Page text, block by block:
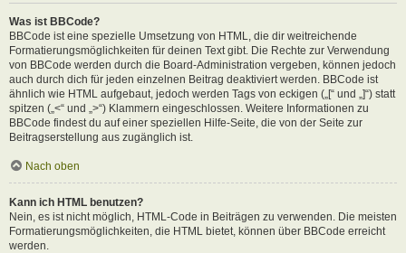
Was ist BBCode?
BBCode ist eine spezielle Umsetzung von HTML, die dir weitreichende
Formatierungsmöglichkeiten für deinen Text gibt. Die Rechte zur Verwendung
von BBCode werden durch die Board-Administration vergeben, können jedoch
auch durch dich für jeden einzelnen Beitrag deaktiviert werden. BBCode ist
ähnlich wie HTML aufgebaut, jedoch werden Tags von eckigen („[“ und „]“) statt
spitzen („<“ und „>“) Klammern eingeschlossen. Weitere Informationen zu
BBCode findest du auf einer speziellen Hilfe-Seite, die von der Seite zur
Beitragserstellung aus zugänglich ist.
Nach oben
Kann ich HTML benutzen?
Nein, es ist nicht möglich, HTML-Code in Beiträgen zu verwenden. Die meisten
Formatierungsmöglichkeiten, die HTML bietet, können über BBCode erreicht
werden.